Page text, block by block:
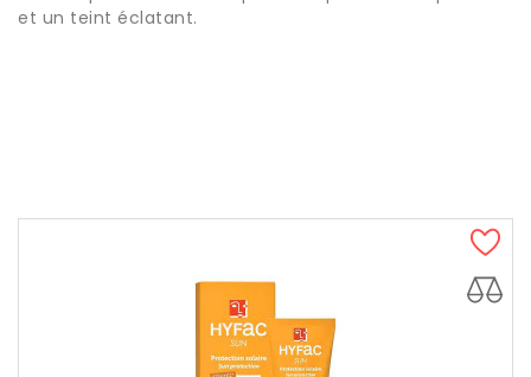
et un teint éclatant.